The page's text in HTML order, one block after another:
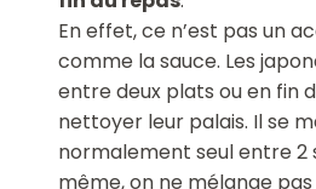
En effet, ce n’est pas un
comme la sauce. Les
entre deux plats ou en fin
nettoyer leur palais. Il se
normalement seul entre 2
même, on ne mélange